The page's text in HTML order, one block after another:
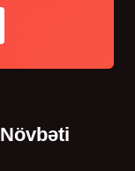
Növbəti